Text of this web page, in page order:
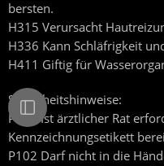
bersten.
H315 Verursacht
H336 Kann Schläfrigkeit
H411 Giftig für
Sicherheitshinweise:
P101 Ist ärztlicher Rat
Kennzeichnungsetikett
P102 Darf nicht in die